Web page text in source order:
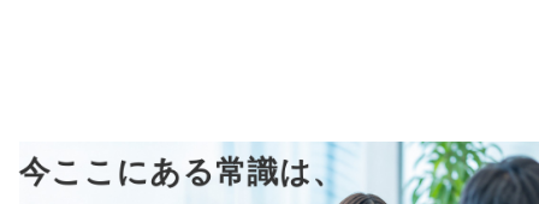
今ここにある常識は、